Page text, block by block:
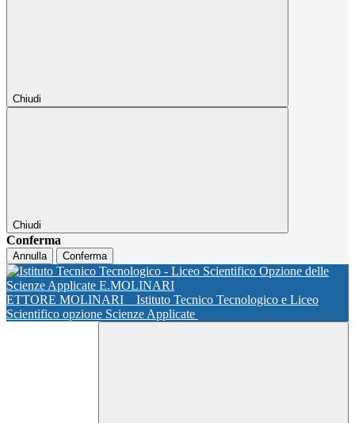
Chiudi
Chiudi
Conferma
Annulla Conferma
ETTORE MOLINARI
Istituto Tecnico Tecnologico e Liceo
Scientifico opzione Scienze Applicate